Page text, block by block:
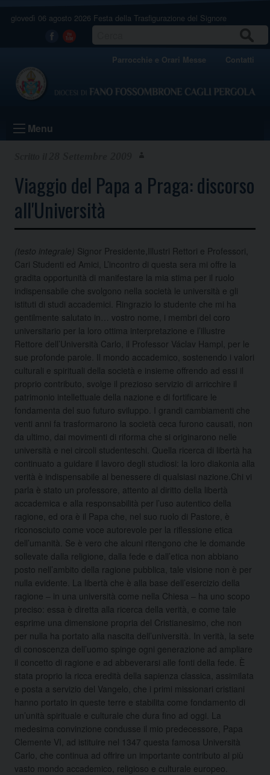
giovedì 06 agosto 2026 Festa della Trasfigurazione del Signore
Facebook
Youtube
Parrocchie e Orari Messe Contatti
Menu
Viaggio del Papa a Praga: discorso
all'Università
(testo integrale) Signor Presidente,Illustri Rettori e Professori,
Cari Studenti ed Amici, L’incontro di questa sera mi offre la
gradita opportunità di manifestare la mia stima per il ruolo
indispensabile che svolgono nella società le università e gli
istituti di studi accademici. Ringrazio lo studente che mi ha
gentilmente salutato in…
vostro nome, i membri del coro
universitario per la loro ottima interpretazione e l’illustre
Rettore dell’Università Carlo, il Professor Václav Hampl, per le
sue profonde parole. Il mondo accademico, sostenendo i valori
culturali e spirituali della società e insieme offrendo ad essi il
proprio contributo, svolge il prezioso servizio di arricchire il
patrimonio intellettuale della nazione e di fortificare le
fondamenta del suo futuro sviluppo. I grandi cambiamenti che
venti anni fa trasformarono la società ceca furono causati, non
da ultimo, dai movimenti di riforma che si originarono nelle
università e nei circoli studenteschi. Quella ricerca di libertà ha
continuato a guidare il lavoro degli studiosi: la loro diakonia alla
verità è indispensabile al benessere di qualsiasi nazione.Chi vi
parla è stato un professore, attento al diritto della libertà
accademica e alla responsabilità per l’uso autentico della
ragione, ed ora è il Papa che, nel suo ruolo di Pastore, è
riconosciuto come voce autorevole per la riflessione etica
dell’umanità. Se è vero che alcuni ritengono che le domande
sollevate dalla religione, dalla fede e dall’etica non abbiano
posto nell’ambito della ragione pubblica, tale visione non è per
nulla evidente. La libertà che è alla base dell’esercizio della
ragione – in una università come nella Chiesa – ha uno scopo
preciso: essa è diretta alla ricerca della verità, e come tale
esprime una dimensione propria del Cristianesimo, che non
per nulla ha portato alla nascita dell’università. In verità, la sete
di conoscenza dell’uomo spinge ogni generazione ad ampliare
il concetto di ragione e ad abbeverarsi alle fonti della fede. È
stata proprio la ricca eredità della sapienza classica, assimilata
e posta a servizio del Vangelo, che i primi missionari cristiani
hanno portato in queste terre e stabilita come fondamento di
un’unità spirituale e culturale che dura fino ad oggi. La
medesima convinzione condusse il mio predecessore, Papa
Clemente VI, ad istituire nel 1347 questa famosa Università
Carlo, che continua ad offrire un importante contributo al più
vasto mondo accademico, religioso e culturale europeo.